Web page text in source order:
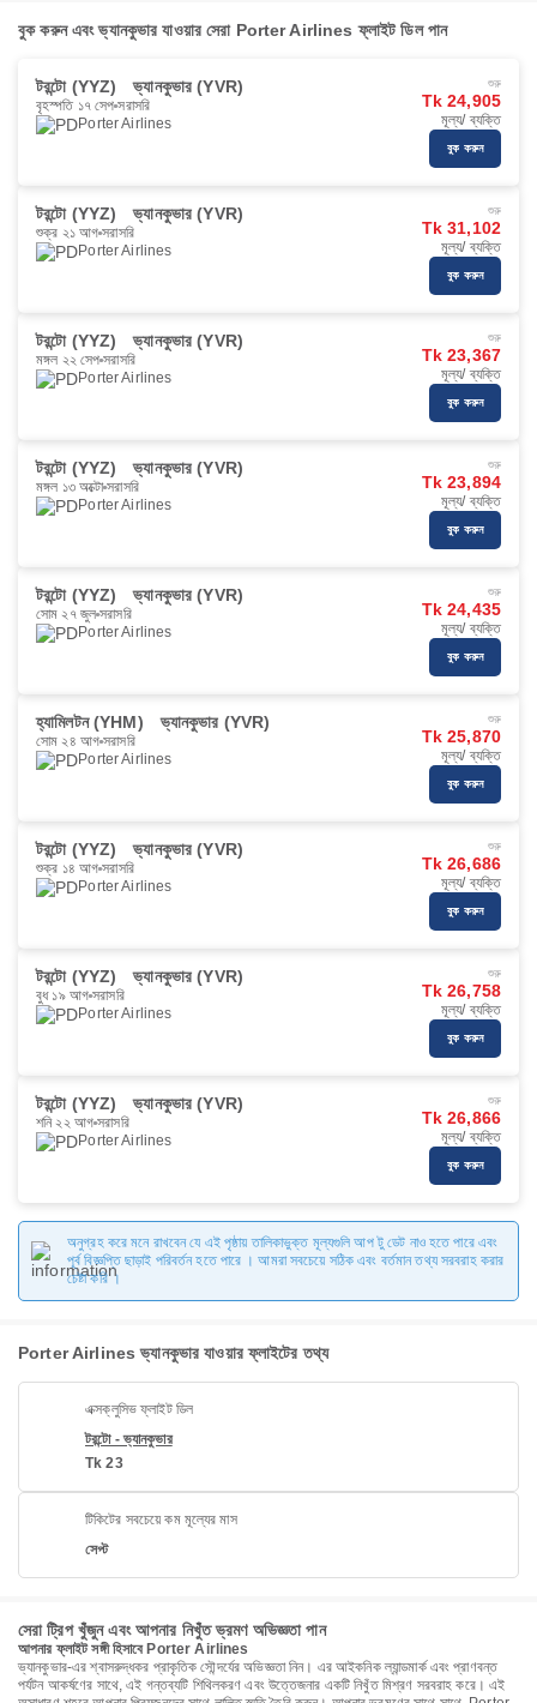
বুক করুন এবং ভ্যানকুভার যাওয়ার সেরা Porter Airlines ফ্লাইট ডিল পান
টরন্টো (YYZ) ভ্যানকুভার (YVR)
বৃহস্পতি ১৭ সেপ সরাসরি
Porter Airlines
শুরু
Tk 24,905
মূল্য/ ব্যক্তি
বুক করুন
টরন্টো (YYZ) ভ্যানকুভার (YVR)
শুক্র ২১ আগ সরাসরি
Porter Airlines
শুরু
Tk 31,102
মূল্য/ ব্যক্তি
বুক করুন
টরন্টো (YYZ) ভ্যানকুভার (YVR)
মঙ্গল ২২ সেপ সরাসরি
Porter Airlines
শুরু
Tk 23,367
মূল্য/ ব্যক্তি
বুক করুন
টরন্টো (YYZ) ভ্যানকুভার (YVR)
মঙ্গল ১৩ অক্টো সরাসরি
Porter Airlines
শুরু
Tk 23,894
মূল্য/ ব্যক্তি
বুক করুন
টরন্টো (YYZ) ভ্যানকুভার (YVR)
সোম ২৭ জুল সরাসরি
Porter Airlines
শুরু
Tk 24,435
মূল্য/ ব্যক্তি
বুক করুন
হ্যামিলটন (YHM) ভ্যানকুভার (YVR)
সোম ২৪ আগ সরাসরি
Porter Airlines
শুরু
Tk 25,870
মূল্য/ ব্যক্তি
বুক করুন
টরন্টো (YYZ) ভ্যানকুভার (YVR)
শুক্র ১৪ আগ সরাসরি
Porter Airlines
শুরু
Tk 26,686
মূল্য/ ব্যক্তি
বুক করুন
টরন্টো (YYZ) ভ্যানকুভার (YVR)
বুধ ১৯ আগ সরাসরি
Porter Airlines
শুরু
Tk 26,758
মূল্য/ ব্যক্তি
বুক করুন
টরন্টো (YYZ) ভ্যানকুভার (YVR)
শনি ২২ আগ সরাসরি
Porter Airlines
শুরু
Tk 26,866
মূল্য/ ব্যক্তি
বুক করুন
অনুগ্রহ করে মনে রাখবেন যে এই পৃষ্ঠায় তালিকাভুক্ত মূল্যগুলি আপ টু ডেট নাও হতে পারে এবং
পূর্ব বিজ্ঞপ্তি ছাড়াই পরিবর্তন হতে পারে । আমরা সবচেয়ে সঠিক এবং বর্তমান তথ্য সরবরাহ করার
চেষ্টা করি ।
Porter Airlines ভ্যানকুভার যাওয়ার ফ্লাইটের তথ্য
এক্সক্লুসিভ ফ্লাইট ডিল
টরন্টো - ভ্যানকুভার
Tk 23
টিকিটের সবচেয়ে কম মূল্যের মাস
সেপ্ট
সেরা ট্রিপ খুঁজুন এবং আপনার নিখুঁত ভ্রমণ অভিজ্ঞতা পান
আপনার ফ্লাইট সঙ্গী হিসাবে Porter Airlines
ভ্যানকুভার-এর শ্বাসরুদ্ধকর প্রাকৃতিক সৌন্দর্যের অভিজ্ঞতা নিন। এর আইকনিক ল্যান্ডমার্ক এবং প্রাণবন্ত
পর্যটন আকর্ষণের সাথে, এই গন্তব্যটি শিথিলকরণ এবং উত্তেজনার একটি নিখুঁত মিশ্রণ সরবরাহ করে। এই